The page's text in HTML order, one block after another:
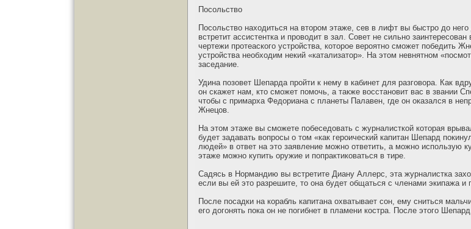
Посольство
Посольство находиться на втором этаже, сев в лифт вы быстро до
встретит ассистентка и проводит в зал. Совет не сильно
чертежи протеаского устройства, которое вероятно сможет победить
устройства необходим некий «катализатор». На этом невнятном
заседание.
Удина позовет Шепарда пройти к нему в кабинет для разговора. Как
он скажет нам, кто сможет помочь, а также восстановит вас в звании
чтобы с примарха Федориана с планеты Палавен, где он оказался в
Жнецов.
На этом этаже вы сможете побеседовать с журналисткой которая
будет задавать вопросы о том «как героический капитан Шепард
людей» в ответ на это заявление можно ответить, а можно использую
этаже можно купить оружие и попрактиковаться в тире.
Садясь в Нормандию вы встретите Диану Аллерс, эта журналистка
если вы ей это разрешите, то она будет общаться с членами экипажа и
После посадки на корабль капитана охватывает сон, ему сниться
его догонять пока он не погибнет в пламени костра. После этого